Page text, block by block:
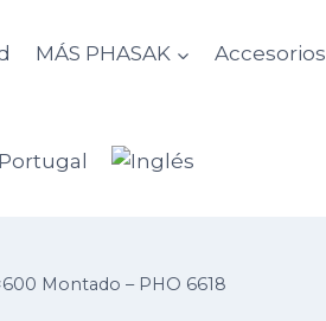
MÁS PHASAK Accesorios
Montado – PHO 6618